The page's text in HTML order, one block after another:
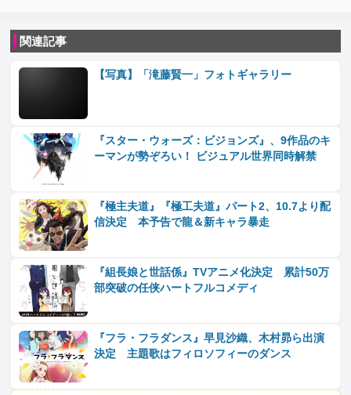
関連記事
【写真】「滝藤賢一」フォトギャラリー
『スター・ウォーズ：ビジョンズ』、9作品のキ
ーマンが勢ぞろい！ ビジュアル世界同時解禁
『極主夫道』『極工夫道』パート2、10.7より配
信決定 本予告で龍＆新キャラ暴走
『組長娘と世話係』TVアニメ化決定 累計50万
部突破の任侠ハートフルコメディ
『フラ・フラダンス』早見沙織、木村昴ら出演
決定 主題歌はフィロソフィーのダンス